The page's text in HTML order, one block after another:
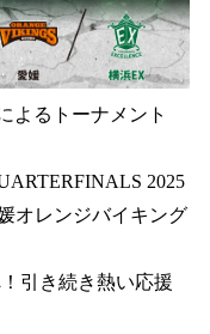
よるトーナメント
2025
オレンジバイキング
引き続き熱い応援